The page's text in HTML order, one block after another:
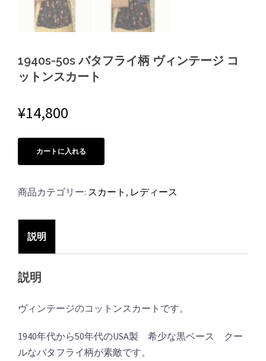
1940s-50s バタフライ柄 ヴィンテージ コ
ットンスカート
¥14,800
カートに入れる
商品カテゴリー: スカート , レディース
説明
説明
ヴィンテージのコットンスカートです。
1940年代から50年代のUSA製 希少な黒ベース クー
ルなバタフライ柄が素敵です。